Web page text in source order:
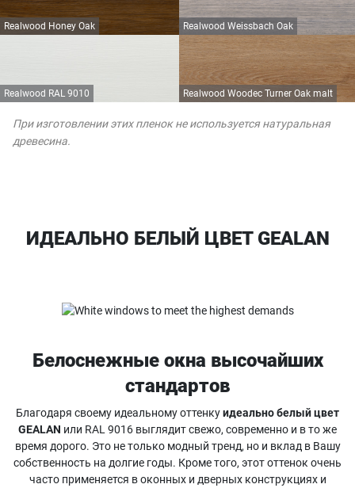
Realwood Honey Oak Realwood Weissbach Oak
Realwood RAL 9010 Realwood Woodec Turner Oak malt
При изготовлении этих пленок не используется натуральная
древесина.
ИДЕАЛЬНО БЕЛЫЙ ЦВЕТ GEALAN
Белоснежные окна высочайших
стандартов
Благодаря своему идеальному оттенкуидеально белый цвет
GEALAN или RAL 9016 выглядит свежо, современно и в то же
время дорого. Это не только модный тренд, но и вклад в Вашу
собственность на долгие годы. Кроме того, этот оттенок очень
часто применяется в оконных и дверных конструкциях и